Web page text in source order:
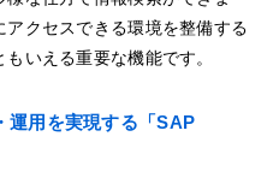
クセスできる環境を整備する
いえる重要な機能です。
運用を実現する「SAP